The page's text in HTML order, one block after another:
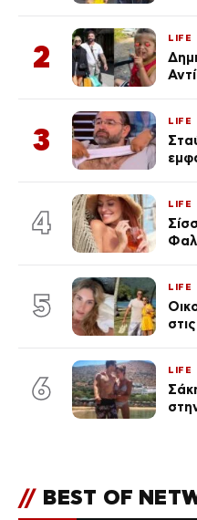
2
LIFE
3
LIFE
4
LIFE
5
LIFE
6
LIFE
// BEST OF